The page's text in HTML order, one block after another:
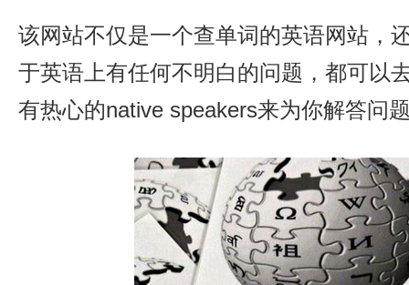
该网站不仅是一个查单词的英语网站，
于英语上有任何不明白的问题，都可以
有热心的native speakers来为你解答问